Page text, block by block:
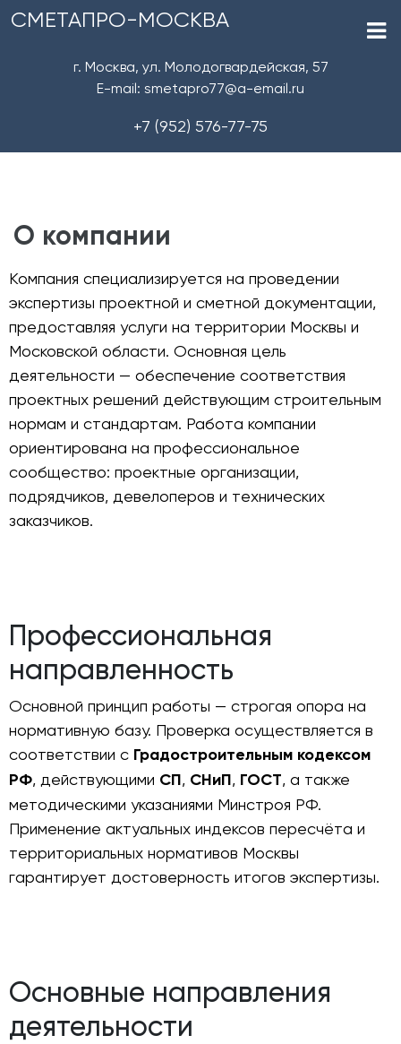
СМЕТАПРО-МОСКВА
г. Москва, ул. Молодогвардейская, 57
E-mail: smetapro77@a-email.ru
+7 (952) 576-77-75
О компании
Компания специализируется на проведении
экспертизы проектной и сметной документации,
предоставляя услуги на территории Москвы и
Московской области. Основная цель
деятельности — обеспечение соответствия
проектных решений действующим строительным
нормам и стандартам. Работа компании
ориентирована на профессиональное
сообщество: проектные организации,
подрядчиков, девелоперов и технических
заказчиков.
Профессиональная
направленность
Основной принцип работы — строгая опора на
нормативную базу. Проверка осуществляется в
соответствии с Градостроительным кодексом
РФ, действующими СП, СНиП, ГОСТ, а также
методическими указаниями Минстроя РФ.
Применение актуальных индексов пересчёта и
территориальных нормативов Москвы
гарантирует достоверность итогов экспертизы.
Основные направления
деятельности